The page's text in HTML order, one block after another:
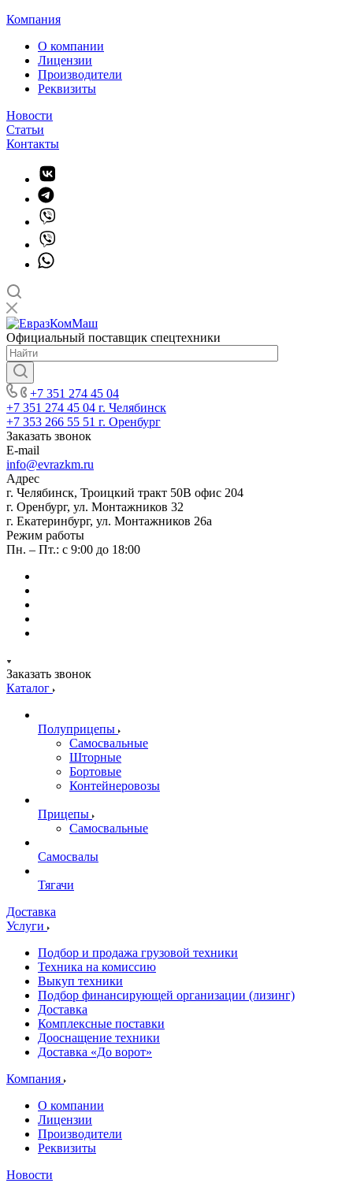
Компания
О компании
Лицензии
Производители
Реквизиты
Новости
Статьи
Контакты
Официальный поставщик спецтехники
+7 351 274 45 04
+7 351 274 45 04 г. Челябинск
+7 353 266 55 51 г. Оренбург
Заказать звонок
E-mail
info@evrazkm.ru
Адрес
г. Челябинск, Троицкий тракт 50В офис 204
г. Оренбург, ул. Монтажников 32
г. Екатеринбург, ул. Монтажников 26а
Режим работы
Пн. – Пт.: с 9:00 до 18:00
Заказать звонок
Каталог
Полуприцепы
Самосвальные
Шторные
Бортовые
Контейнеровозы
Прицепы
Самосвальные
Самосвалы
Тягачи
Доставка
Услуги
Подбор и продажа грузовой техники
Техника на комиссию
Выкуп техники
Подбор финансирующей организации (лизинг)
Доставка
Комплексные поставки
Дооснащение техники
Доставка «До ворот»
Компания
О компании
Лицензии
Производители
Реквизиты
Новости